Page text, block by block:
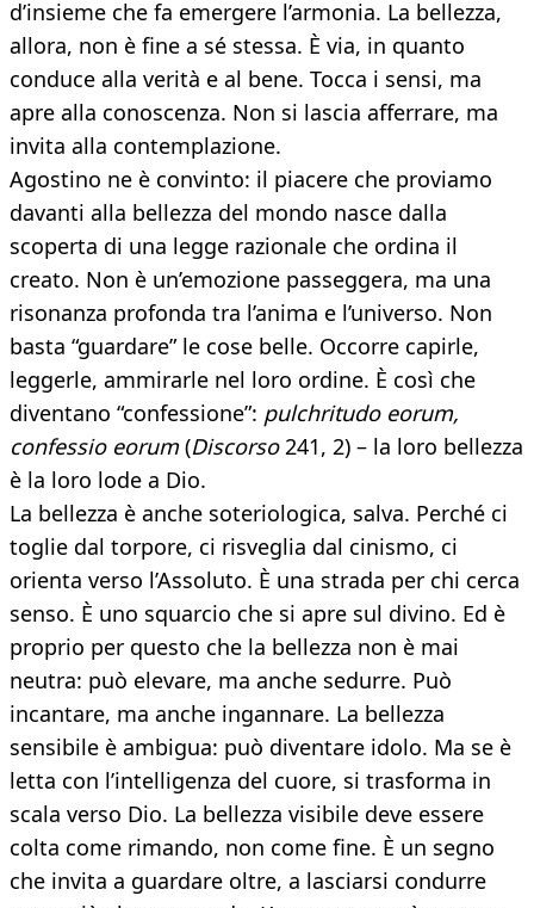
d’insieme che fa emergere l’armonia. La bellezza,
allora, non è fine a sé stessa. È via, in quanto
conduce alla verità e al bene. Tocca i sensi, ma
apre alla conoscenza. Non si lascia afferrare, ma
invita alla contemplazione.
Agostino ne è convinto: il piacere che proviamo
davanti alla bellezza del mondo nasce dalla
scoperta di una legge razionale che ordina il
creato. Non è un’emozione passeggera, ma una
risonanza profonda tra l’anima e l’universo. Non
basta “guardare” le cose belle. Occorre capirle,
leggerle, ammirarle nel loro ordine. È così che
diventano “confessione”: pulchritudo eorum,
confessio eorum(Discorso241, 2) – la loro bellezza
è la loro lode a Dio.
La bellezza è anche soteriologica, salva. Perché ci
toglie dal torpore, ci risveglia dal cinismo, ci
orienta verso l’Assoluto. È una strada per chi cerca
senso. È uno squarcio che si apre sul divino. Ed è
proprio per questo che la bellezza non è mai
neutra: può elevare, ma anche sedurre. Può
incantare, ma anche ingannare. La bellezza
sensibile è ambigua: può diventare idolo. Ma se è
letta con l’intelligenza del cuore, si trasforma in
scala verso Dio. La bellezza visibile deve essere
colta come rimando, non come fine. È un segno
che invita a guardare oltre, a lasciarsi condurre